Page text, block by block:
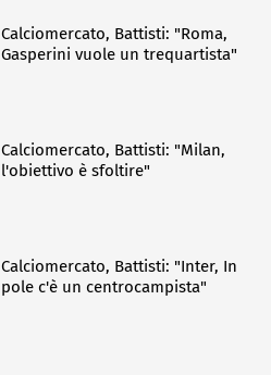
Calciomercato, Battisti: "Roma,
Gasperini vuole un trequartista"
Calciomercato, Battisti: "Milan,
l'obiettivo è sfoltire"
Calciomercato, Battisti: "Inter, In
pole c'è un centrocampista"